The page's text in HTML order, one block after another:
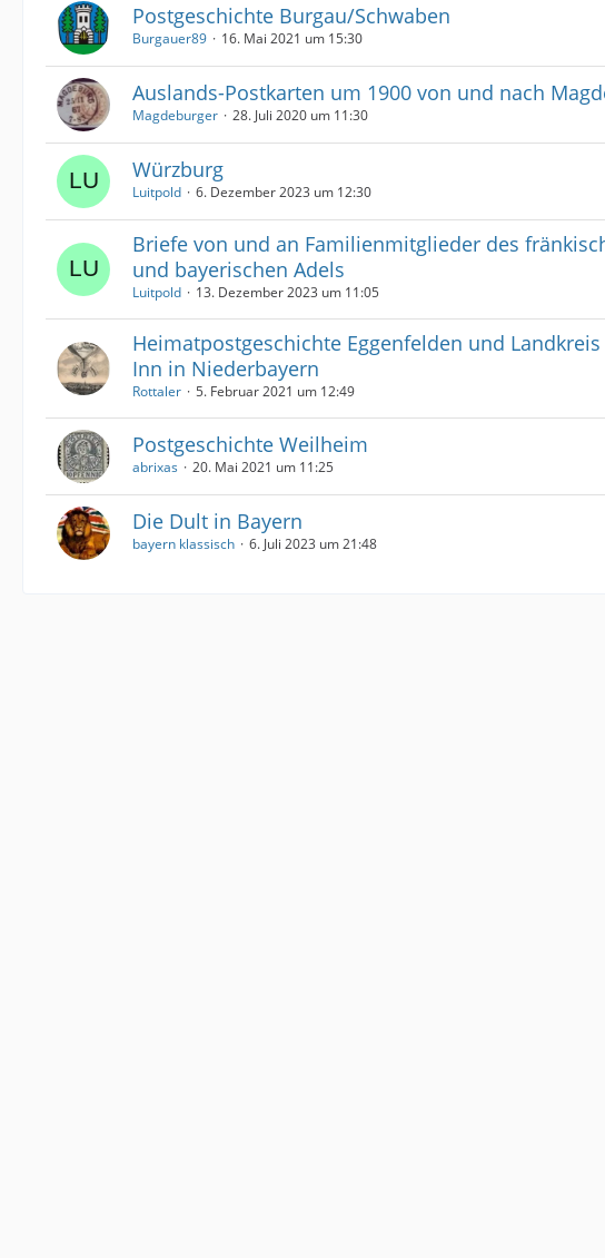
Postgeschichte Burgau/Schwaben
Burgauer89 16. Mai 2021 um 15:30
Auslands-Postkarten um 1900 von und nach
Magdeburger 28. Juli 2020 um 11:30
Würzburg
Luitpold 6. Dezember 2023 um 12:30
Briefe von und an Familienmitglieder des
und bayerischen Adels
Luitpold 13. Dezember 2023 um 11:05
Heimatpostgeschichte Eggenfelden und Landkreis
Inn in Niederbayern
Rottaler 5. Februar 2021 um 12:49
Postgeschichte Weilheim
abrixas 20. Mai 2021 um 11:25
Die Dult in Bayern
bayern klassisch 6. Juli 2023 um 21:48